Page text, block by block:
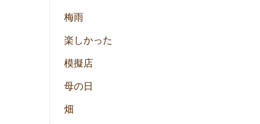
梅雨
楽しかった
模擬店
母の日
畑